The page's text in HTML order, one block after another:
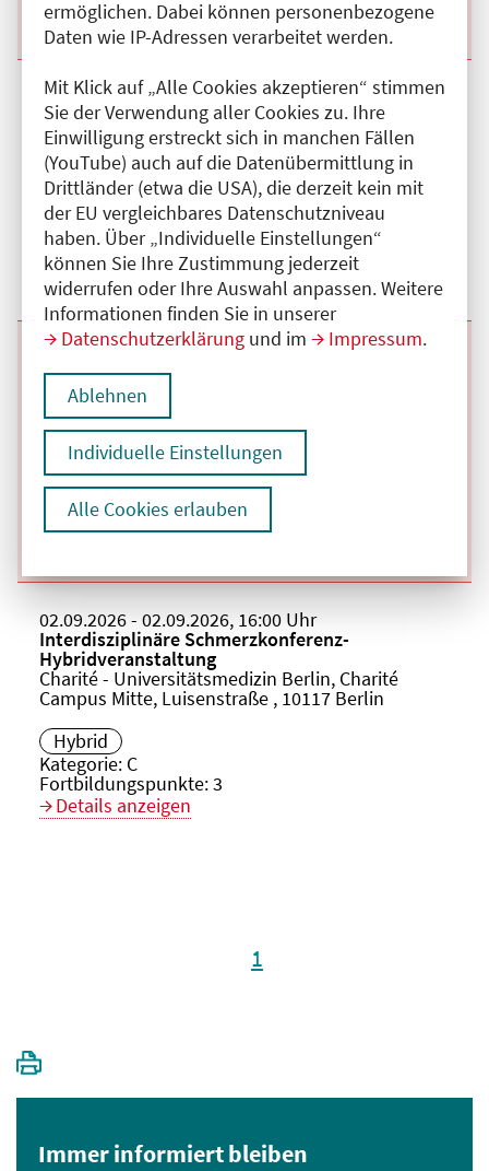
ermöglichen. Dabei können personenbezogene
Daten wie IP-Adressen verarbeitet werden.
Mit Klick auf „Alle Cookies akzeptieren“ stimmen
Sie der Verwendung aller Cookies zu. Ihre
Einwilligung erstreckt sich in manchen Fällen
(YouTube) auch auf die Datenübermittlung in
Drittländer (etwa die USA), die derzeit kein mit
der EU vergleichbares Datenschutzniveau
haben. Über „Individuelle Einstellungen“
können Sie Ihre Zustimmung jederzeit
widerrufen oder Ihre Auswahl anpassen. Weitere
Informationen finden Sie in unserer
Datenschutzerklärung und im Impressum.
Ablehnen
Individuelle Einstellungen
Alle Cookies erlauben
Details anzeigen
Beginn:
04.11.2026 Ende und Anfangszeit:
-04.11.2026,16:00 Uhr
Veranstaltungstitel:
Interdisziplinäre Schmerzkonferenz-
Hybridveranstaltung
Veranstaltungsort:
Charité - Universitätsmedizin Berlin, Charité
Campus Mitte, Luisenstraße , 10117 Berlin
Hybrid
Kategorie:C
Fortbildungspunkte:3
Details anzeigen
Ende und Anfangszeit:
,16:00 Uhr
Veranstaltungstitel:
Interdisziplinäre Schmerzkonferenz-
Hybridveranstaltung
Veranstaltungsort:
Charité - Universitätsmedizin Berlin, Charité
Campus Mitte, Luisenstraße , 10117 Berlin
Hybrid
Kategorie:C
Fortbildungspunkte:3
Beginn:
02.09.2026Ende und Anfangszeit:
- 02.09.2026, 16:00 Uhr
Veranstaltungstitel:
Interdisziplinäre Schmerzkonferenz-
Hybridveranstaltung
Veranstaltungsort:
Charité - Universitätsmedizin Berlin, Charité
Campus Mitte, Luisenstraße , 10117 Berlin
Hybrid
Kategorie: C
Fortbildungspunkte:3
Details anzeigen
1
Immer informiert bleiben